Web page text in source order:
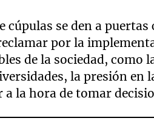
se den a puertas
por la
de la sociedad, como
la presión en
la hora de tomar